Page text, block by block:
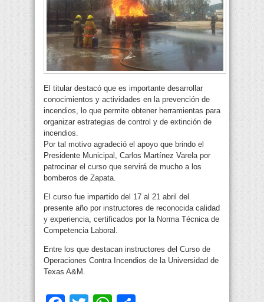
El titular destacó que es importante desarrollar
conocimientos y actividades en la prevención de
incendios, lo que permite obtener herramientas para
organizar estrategias de control y de extinción de
incendios.
Por tal motivo agradeció el apoyo que brindo el
Presidente Municipal, Carlos Martínez Varela por
patrocinar el curso que servirá de mucho a los
bomberos de Zapata.
El curso fue impartido del 17 al 21 abril del
presente año por instructores de reconocida calidad
y experiencia, certificados por la Norma Técnica de
Competencia Laboral.
Entre los que destacan instructores del Curso de
Operaciones Contra Incendios de la Universidad de
Texas A&M.